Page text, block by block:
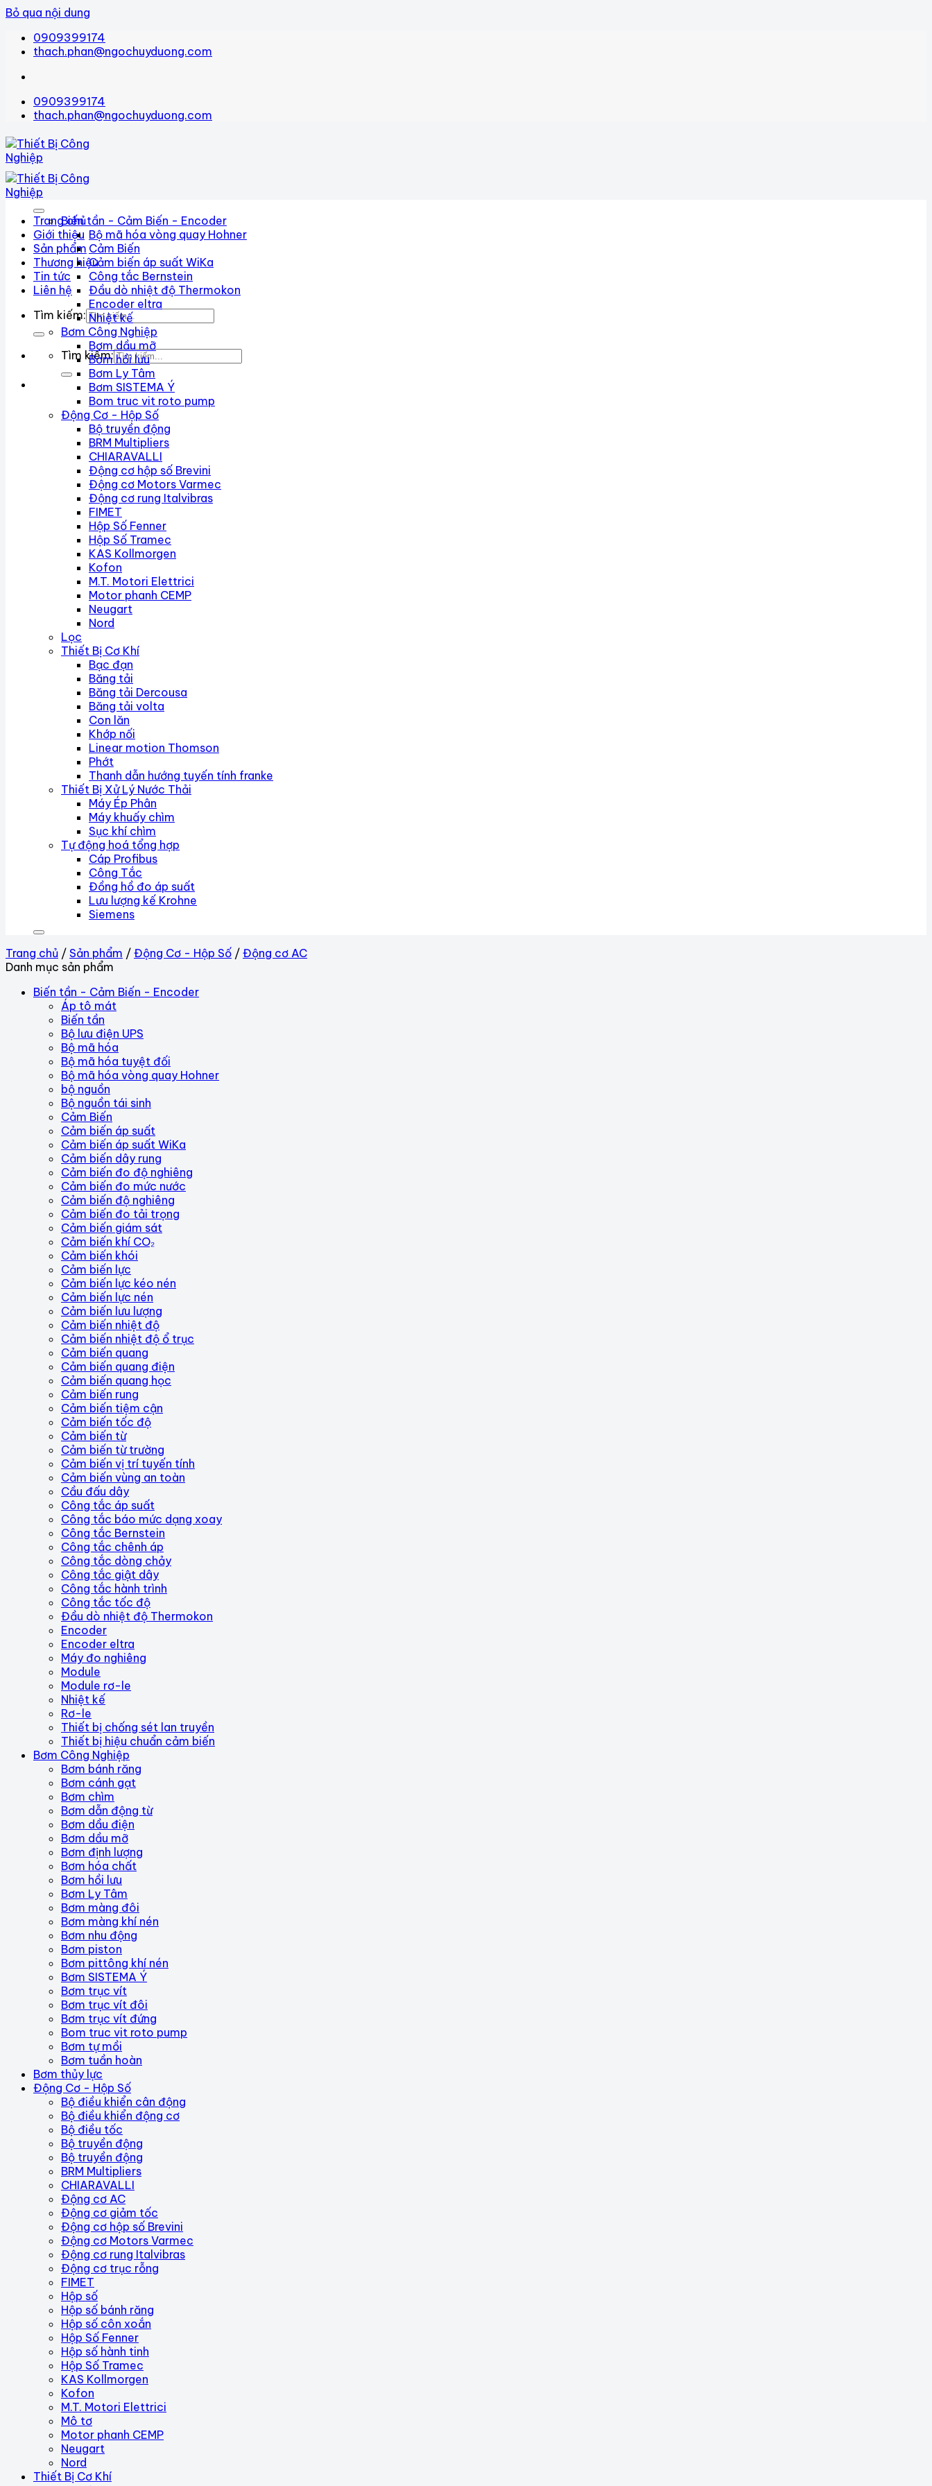
Bỏ qua nội dung
0909399174
thach.phan@ngochuyduong.com
0909399174
thach.phan@ngochuyduong.com
Trang chủ
Giới thiệu
Sản phẩm
Thương hiệu
Tin tức
Liên hệ
Tìm kiếm:
Tìm kiếm:
Biến tần - Cảm Biến - Encoder
Bộ mã hóa vòng quay Hohner
Cảm Biến
Cảm biến áp suất WiKa
Công tắc Bernstein
Đầu dò nhiệt độ Thermokon
Encoder eltra
Nhiệt kế
Bơm Công Nghiệp
Bơm dầu mỡ
Bơm hồi lưu
Bơm Ly Tâm
Bơm SISTEMA Ý
Bom truc vit roto pump
Động Cơ - Hộp Số
Bộ truyền động
BRM Multipliers
CHIARAVALLI
Động cơ hộp số Brevini
Động cơ Motors Varmec
Động cơ rung Italvibras
FIMET
Hộp Số Fenner
Hộp Số Tramec
KAS Kollmorgen
Kofon
M.T. Motori Elettrici
Motor phanh CEMP
Neugart
Nord
Lọc
Thiết Bị Cơ Khí
Bạc đạn
Băng tải
Băng tải Dercousa
Băng tải volta
Con lăn
Khớp nối
Linear motion Thomson
Phớt
Thanh dẫn hướng tuyến tính franke
Thiết Bị Xử Lý Nước Thải
Máy Ép Phân
Máy khuấy chìm
Sục khí chìm
Tự động hoá tổng hợp
Cáp Profibus
Công Tắc
Đồng hồ đo áp suất
Lưu lượng kế Krohne
Siemens
Trang chủ / Sản phẩm / Động Cơ - Hộp Số / Động cơ AC
Danh mục sản phẩm
Biến tần - Cảm Biến - Encoder
Áp tô mát
Biến tần
Bộ lưu điện UPS
Bộ mã hóa
Bộ mã hóa tuyệt đối
Bộ mã hóa vòng quay Hohner
bộ nguồn
Bộ nguồn tái sinh
Cảm Biến
Cảm biến áp suất
Cảm biến áp suất WiKa
Cảm biến dây rung
Cảm biến đo độ nghiêng
Cảm biến đo mức nước
Cảm biến độ nghiêng
Cảm biến đo tải trọng
Cảm biến giám sát
Cảm biến khí CO₂
Cảm biến khói
Cảm biến lực
Cảm biến lực kéo nén
Cảm biến lực nén
Cảm biến lưu lượng
Cảm biến nhiệt độ
Cảm biến nhiệt độ ổ trục
Cảm biến quang
Cảm biến quang điện
Cảm biến quang học
Cảm biến rung
Cảm biến tiệm cận
Cảm biến tốc độ
Cảm biến từ
Cảm biến từ trường
Cảm biến vị trí tuyến tính
Cảm biến vùng an toàn
Cầu đấu dây
Công tắc áp suất
Công tắc báo mức dạng xoay
Công tắc Bernstein
Công tắc chênh áp
Công tắc dòng chảy
Công tắc giật dây
Công tắc hành trình
Công tắc tốc độ
Đầu dò nhiệt độ Thermokon
Encoder
Encoder eltra
Máy đo nghiêng
Module
Module rơ-le
Nhiệt kế
Rơ-le
Thiết bị chống sét lan truyền
Thiết bị hiệu chuẩn cảm biến
Bơm Công Nghiệp
Bơm bánh răng
Bơm cánh gạt
Bơm chìm
Bơm dẫn động từ
Bơm dầu điện
Bơm dầu mỡ
Bơm định lượng
Bơm hóa chất
Bơm hồi lưu
Bơm Ly Tâm
Bơm màng đôi
Bơm màng khí nén
Bơm nhu động
Bơm piston
Bơm pittông khí nén
Bơm SISTEMA Ý
Bơm trục vít
Bơm trục vít đôi
Bơm trục vít đứng
Bom truc vit roto pump
Bơm tự mồi
Bơm tuần hoàn
Bơm thủy lực
Động Cơ - Hộp Số
Bộ điều khiển cân động
Bộ điều khiển động cơ
Bộ điều tốc
Bộ truyền động
Bộ truyền động
BRM Multipliers
CHIARAVALLI
Động cơ AC
Động cơ giảm tốc
Động cơ hộp số Brevini
Động cơ Motors Varmec
Động cơ rung Italvibras
Động cơ trục rỗng
FIMET
Hộp số
Hộp số bánh răng
Hộp số côn xoắn
Hộp Số Fenner
Hộp số hành tinh
Hộp Số Tramec
KAS Kollmorgen
Kofon
M.T. Motori Elettrici
Mô tơ
Motor phanh CEMP
Neugart
Nord
Thiết Bị Cơ Khí